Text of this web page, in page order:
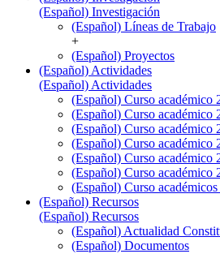
(Español) Investigación
(Español) Líneas de Trabajo
+
(Español) Proyectos
(Español) Actividades
(Español) Actividades
(Español) Curso académico
(Español) Curso académico
(Español) Curso académico
(Español) Curso académico
(Español) Curso académico
(Español) Curso académico
(Español) Curso académicos
(Español) Recursos
(Español) Recursos
(Español) Actualidad
(Español) Documentos